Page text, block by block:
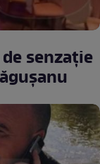
senzație